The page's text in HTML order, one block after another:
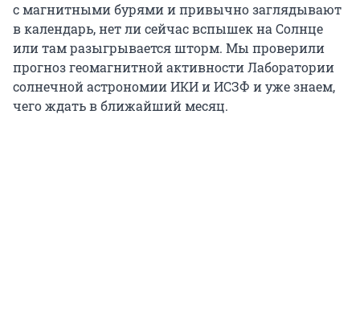
с магнитными бурями и привычно заглядывают
в календарь, нет ли сейчас вспышек на Солнце
или там разыгрывается шторм. Мы проверили
прогноз геомагнитной активности Лаборатории
солнечной астрономии ИКИ и ИСЗФ и уже знаем,
чего ждать в ближайший месяц.